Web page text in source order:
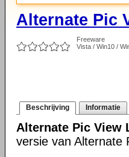
Alternate Pic
Freeware
Vista / Win10 /
Beschrijving Informatie
Alternate Pic View
versie van Alternate